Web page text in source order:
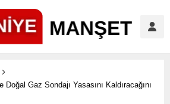
Doğal Gaz Sondajı Yasasını Kaldıracağını